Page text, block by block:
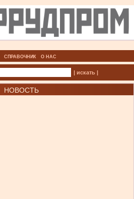
СПРАВОЧНИК О НАС
| искать |
НОВОСТЬ